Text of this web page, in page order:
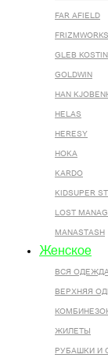
FAR AFIELD
FRIZMWORKS
GLEB
GOLDWIN
HAN
HELAS
HERESY
HOKA
KARDO
KIDSUPER
LOST
MANASTASH
Женское
ВСЯ
ВЕРХНЯЯ
ЖИЛЕТЫ
РУБАШКИ И